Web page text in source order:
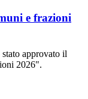
e frazioni
approvato il
2026".